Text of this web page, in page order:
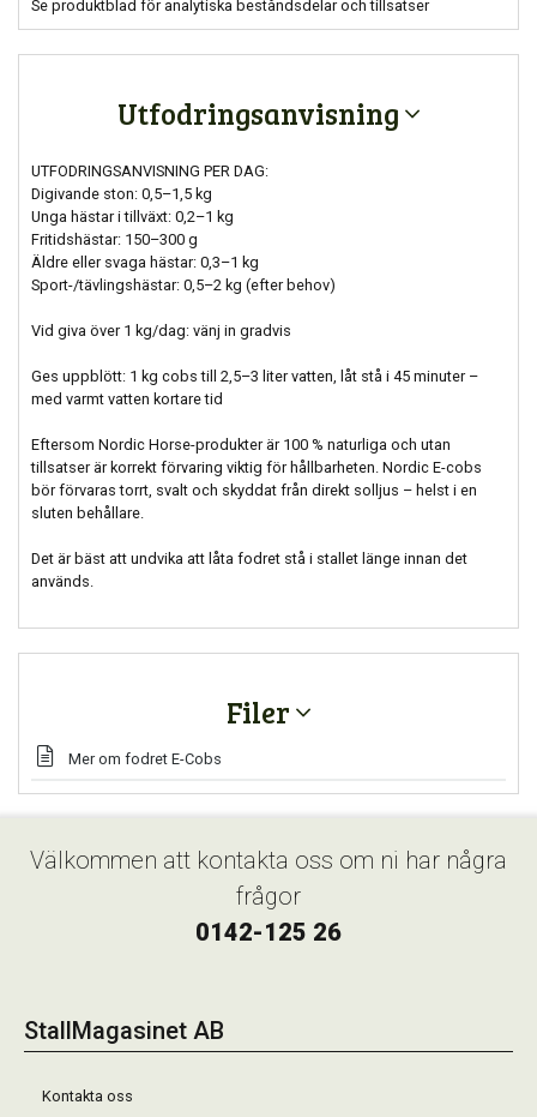
Se produktblad för analytiska beståndsdelar och tillsatser
Utfodringsanvisning
UTFODRINGSANVISNING PER DAG:
Digivande ston: 0,5–1,5 kg
Unga hästar i tillväxt: 0,2–1 kg
Fritidshästar: 150–300 g
Äldre eller svaga hästar: 0,3–1 kg
Sport-/tävlingshästar: 0,5–2 kg (efter behov)
Vid giva över 1 kg/dag: vänj in gradvis
Ges uppblött: 1 kg cobs till 2,5–3 liter vatten, låt stå i 45 minuter –
med varmt vatten kortare tid
Eftersom Nordic Horse-produkter är 100 % naturliga och utan
tillsatser är korrekt förvaring viktig för hållbarheten. Nordic E-cobs
bör förvaras torrt, svalt och skyddat från direkt solljus – helst i en
sluten behållare.
Det är bäst att undvika att låta fodret stå i stallet länge innan det
används.
Filer
Mer om fodret E-Cobs
Välkommen att kontakta oss om ni har några
frågor
0142-125 26
StallMagasinet AB
Kontakta oss